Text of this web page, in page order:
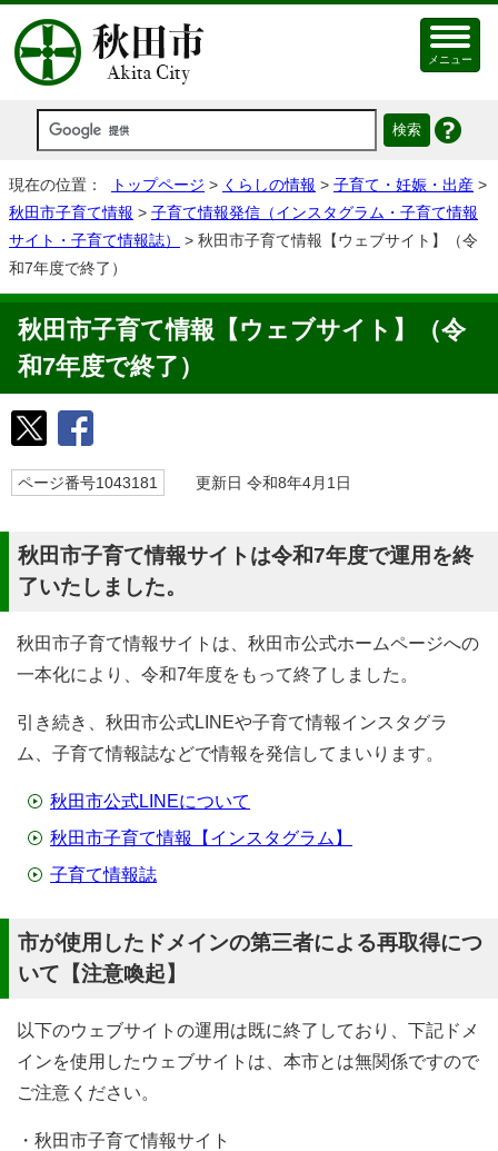
メニュー
現在の位置： トップページ > くらしの情報 > 子育て・妊娠・出産 >
秋田市子育て情報 > 子育て情報発信（インスタグラム・子育て情報
サイト・子育て情報誌）
> 秋田市子育て情報【ウェブサイト】（令
和7年度で終了）
秋田市子育て情報【ウェブサイト】（令
和7年度で終了）
ページ番号1043181 更新日 令和8年4月1日
秋田市子育て情報サイトは令和7年度で運用を終
了いたしました。
秋田市子育て情報サイトは、秋田市公式ホームページへの
一本化により、令和7年度をもって終了しました。
引き続き、秋田市公式LINEや子育て情報インスタグラ
ム、子育て情報誌などで情報を発信してまいります。
秋田市公式LINEについて
秋田市子育て情報【インスタグラム】
子育て情報誌
市が使用したドメインの第三者による再取得につ
いて【注意喚起】
以下のウェブサイトの運用は既に終了しており、下記ドメ
インを使用したウェブサイトは、本市とは無関係ですので
ご注意ください。
・秋田市子育て情報サイト